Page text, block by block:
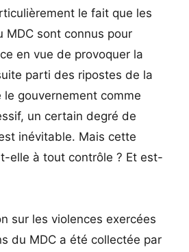
le fait que les
MDC sont connus pour
en vue de provoquer la
parti des ripostes de la
le gouvernement comme
un certain degré de
inévitable. Mais cette
elle à tout contrôle ? Et est-
sur les violences exercées
du MDC a été collectée par